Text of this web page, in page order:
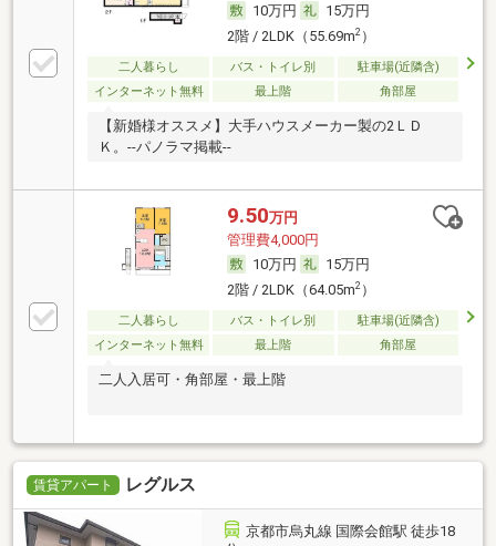
10万円
15万円
2階 / 2LDK（55.69m2）
二人暮らし バス・トイレ別
駐車場(近隣含)
インターネット無料
最上階 角部屋
【新婚様オススメ】大手ハウスメーカー製の2ＬＤ
Ｋ。--パノラマ掲載--
9.50万円
管理費4,000円
10万円
15万円
2階 / 2LDK（64.05m2）
二人暮らし バス・トイレ別
駐車場(近隣含)
インターネット無料
最上階 角部屋
二人入居可・角部屋・最上階
賃貸アパート レグルス
京都市烏丸線 国際会館駅 徒歩18